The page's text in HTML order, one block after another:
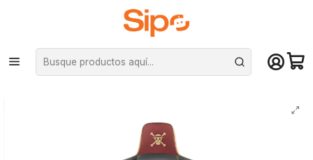
¡Compra hasta mediodía y recibe hoy! De lunes a sábado en el gran
Santiago. Envío gratis desde $29.990
Inicio Computación y Gamers Sillas y Escritorios Sillas
Silla Gamer Cougar Armor Evo Luffy One Piece Edición Limitada